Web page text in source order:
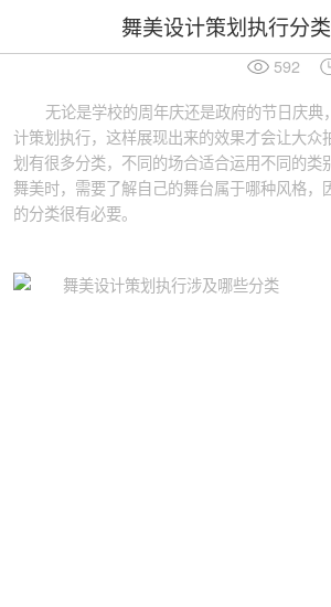
舞美设计策划执行分
592
无论是学校的周年庆还是政府的节日庆典
计策划执行，这样展现出来的效果才会让大众
划有很多分类，不同的场合适合运用不同的类
舞美时，需要了解自己的舞台属于哪种风格，
的分类很有必要。